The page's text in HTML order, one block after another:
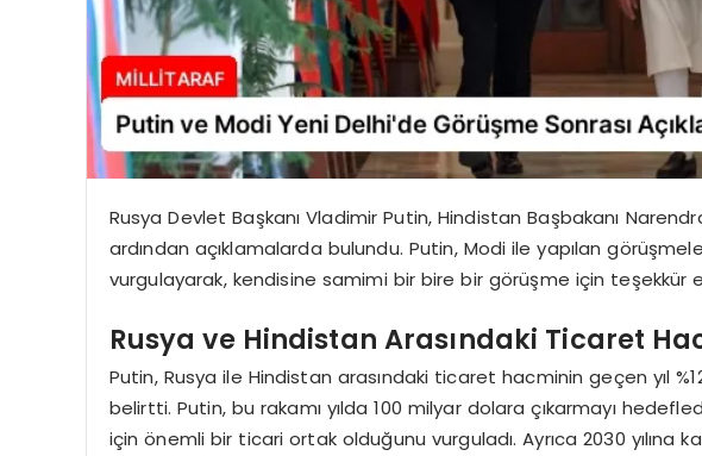
Rusya Devlet Başkanı Vladimir Putin, Hindistan Başbakanı
ardından açıklamalarda bulundu. Putin, Modi ile yapılan
vurgulayarak, kendisine samimi bir bire bir görüşme için teşekkür
Rusya ve Hindistan Arasındaki Ticaret
Putin, Rusya ile Hindistan arasındaki ticaret hacminin geçen yıl
belirtti. Putin, bu rakamı yılda 100 milyar dolara çıkarmayı
için önemli bir ticari ortak olduğunu vurguladı. Ayrıca 2030 yılına